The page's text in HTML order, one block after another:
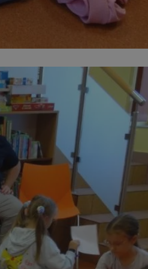
sesji.
dotyczących
z witryny.
prywatności
przestrzeganie
użytkownik nie
preferencji,
z regulacjami
identyfikatora
obsługuje
optymalizacji
przechowywania
do usług
użytkownik
lub reklamy.